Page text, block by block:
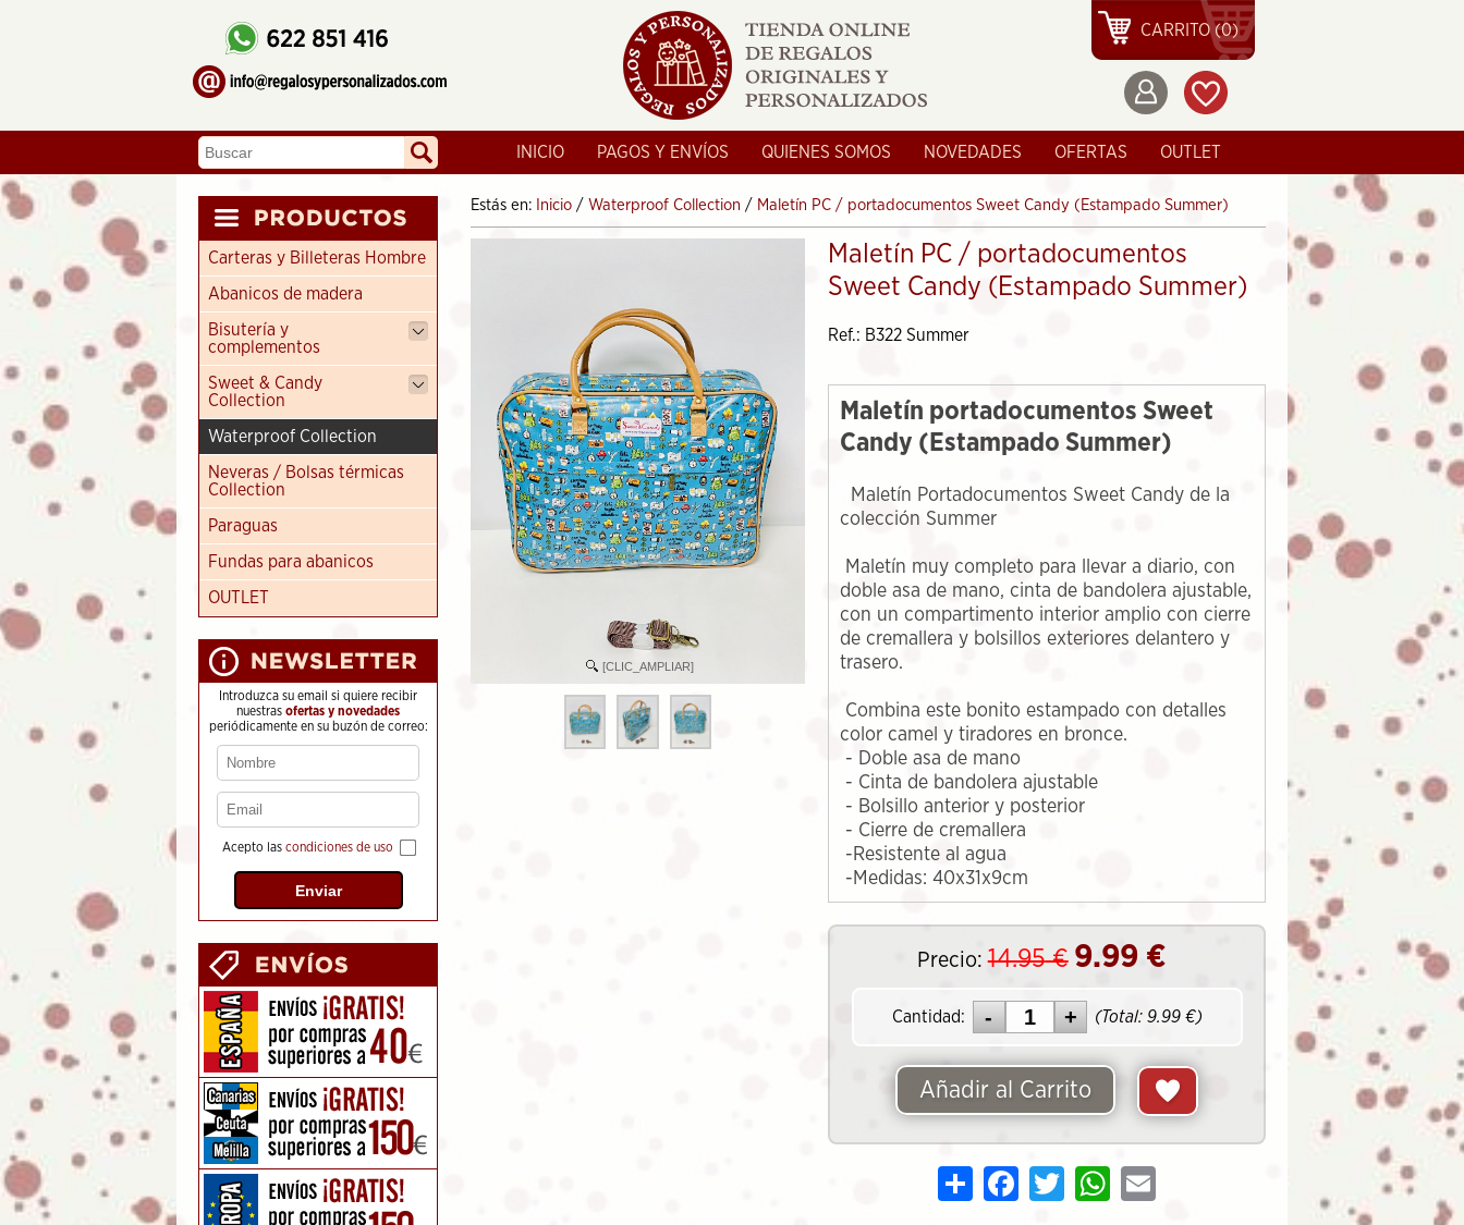
CARRITO (0)
INICIO PAGOS Y ENVÍOS QUIENES SOMOS NOVEDADES OFERTAS OUTLET
Carteras y Billeteras Hombre
Abanicos de madera
Bisutería y
complementos
Sweet & Candy
Collection
Waterproof Collection
Neveras / Bolsas térmicas
Collection
Paraguas
Fundas para abanicos
OUTLET
Introduzca su email si quiere recibir
nuestras ofertas y novedades
periódicamente en su buzón de correo:
Acepto las condiciones de uso
Estás en: Inicio / Waterproof Collection / Maletín PC / portadocumentos Sweet Candy (Estampado Summer)
[CLIC_AMPLIAR]
Maletín PC / portadocumentos
Sweet Candy (Estampado Summer)
Ref.: B322 Summer
Maletín portadocumentos Sweet
Candy (Estampado Summer)
Maletín Portadocumentos Sweet Candy de la
colección Summer
Maletín muy completo para llevar a diario, con
doble asa de mano, cinta de bandolera ajustable,
con un compartimento interior amplio con cierre
de cremallera y bolsillos exteriores delantero y
trasero.
Combina este bonito estampado con detalles
color camel y tiradores en bronce.
- Doble asa de mano
- Cinta de bandolera ajustable
- Bolsillo anterior y posterior
- Cierre de cremallera
-Resistente al agua
-Medidas: 40x31x9cm
Precio: 14.95€ 9.99€
Cantidad: (Total: 9.99€)
Añadir al Carrito
Share FacebookTwitter WhatsApp